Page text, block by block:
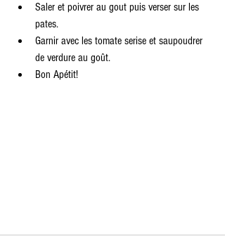
Saler et poivrer au gout puis verser sur les
pates.
Garnir avec les tomate serise et saupoudrer
de verdure au goût.
Bon Apétit!